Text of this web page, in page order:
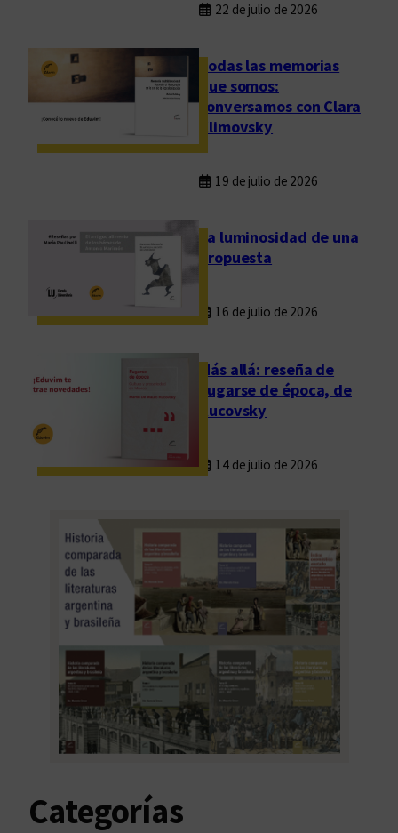
22 de julio de 2026
Todas las memorias
que somos:
conversamos con Clara
Klimovsky
19 de julio de 2026
La luminosidad de una
propuesta
16 de julio de 2026
Más allá: reseña de
Fugarse de época, de
Rucovsky
14 de julio de 2026
Categorías